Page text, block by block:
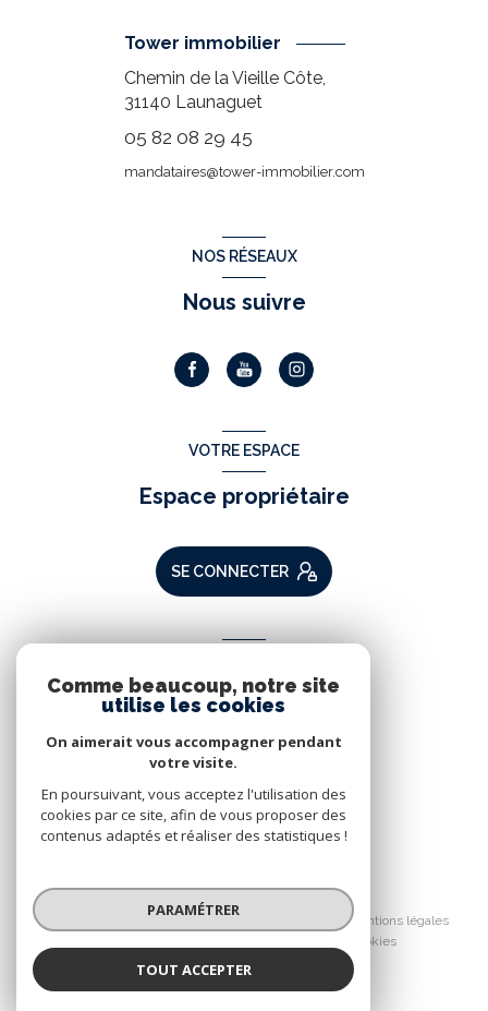
Tower immobilier
Chemin de la Vieille Côte,
31140 Launaguet
05 82 08 29 45
mandataires@tower-immobilier.com
NOS RÉSEAUX
Nous suivre
VOTRE ESPACE
Espace propriétaire
SE CONNECTER
Nous adhérons
© 2026 | Tous droits réservés
Nos partenaires
Nos honoraires
Mentions légales
Cookies
Comme beaucoup, notre site
utilise les cookies
On aimerait vous accompagner pendant
votre visite.
En poursuivant, vous acceptez l'utilisation des
cookies par ce site, afin de vous proposer des
contenus adaptés et réaliser des statistiques !
PARAMÉTRER
TOUT ACCEPTER